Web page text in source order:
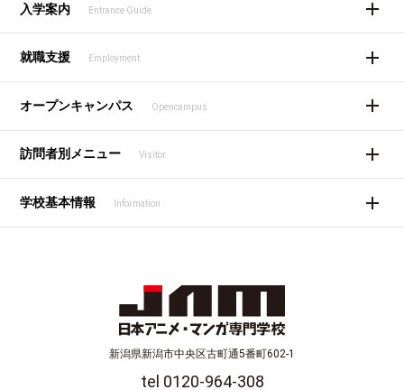
入学案内 Entrance Guide
就職支援 Employment
オープンキャンパス Opencampus
訪問者別メニュー Visitor
学校基本情報 Information
新潟県新潟市中央区古町通5番町602-1
tel 0120-964-308